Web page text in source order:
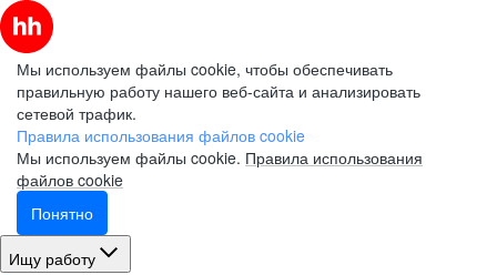
Мы используем файлы cookie, чтобы обеспечивать
правильную работу нашего веб-сайта и анализировать
сетевой трафик.
Правила использования файлов cookie
Мы используем файлы cookie. Правила использования
файлов cookie
Понятно
Ищу работу